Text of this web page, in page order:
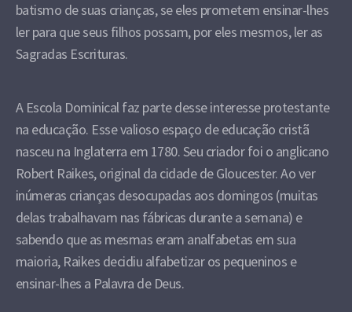
batismo de suas crianças, se eles prometem ensinar-lhes
ler para que seus filhos possam, por eles mesmos, ler as
Sagradas Escrituras.
A Escola Dominical faz parte desse interesse protestante
na educação. Esse valioso espaço de educação cristã
nasceu na Inglaterra em 1780. Seu criador foi o anglicano
Robert Raikes, original da cidade de Gloucester. Ao ver
inúmeras crianças desocupadas aos domingos (muitas
delas trabalhavam nas fábricas durante a semana) e
sabendo que as mesmas eram analfabetas em sua
maioria, Raikes decidiu alfabetizar os pequeninos e
ensinar-lhes a Palavra de Deus.